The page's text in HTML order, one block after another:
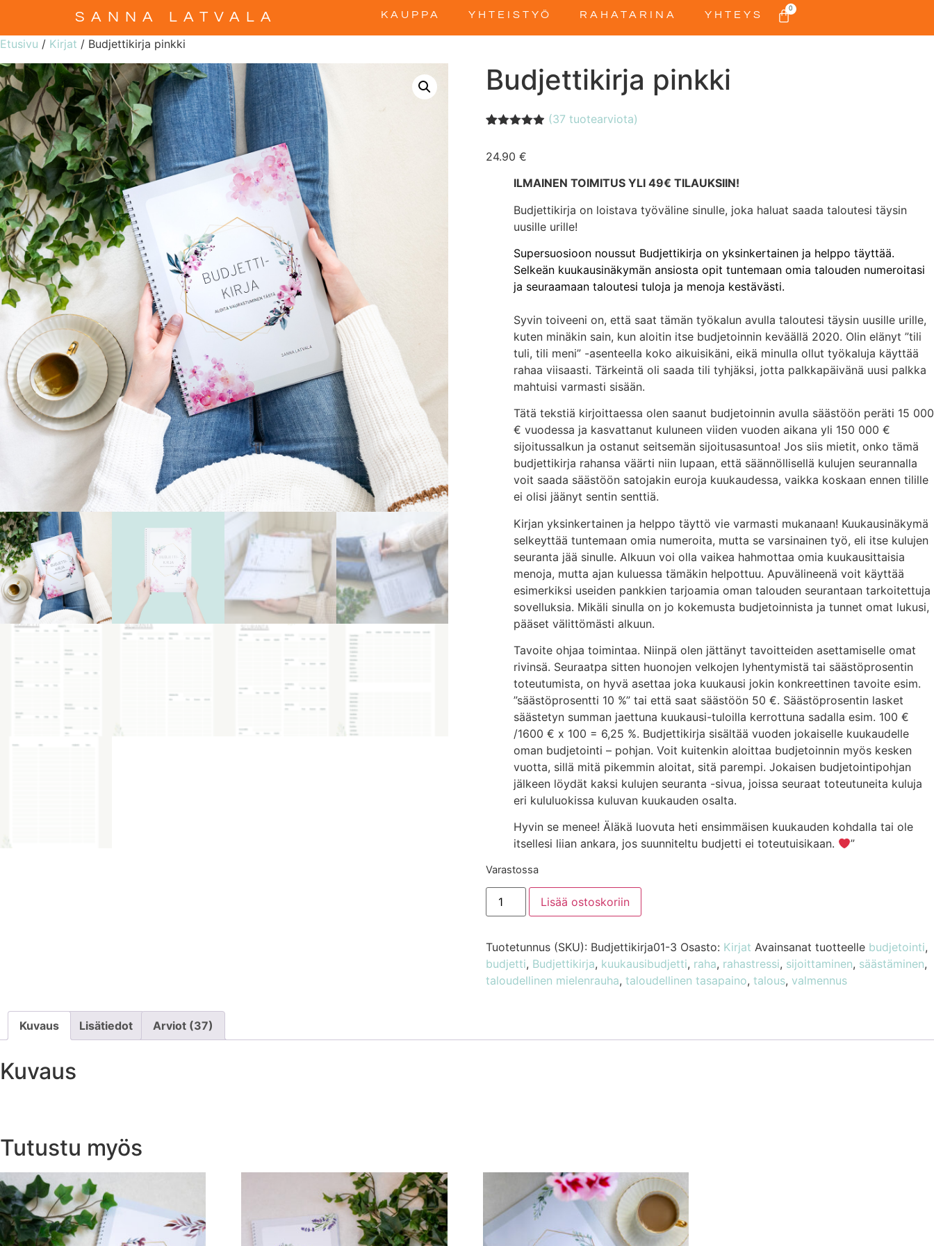
SANNA LATVALA KAUPPA YHTEISTYÖ RAHATARINA YHTEYS
0
Etusivu / Kirjat / Budjettikirja pinkki
Budjettikirja pinkki
perustuen
arvotukseen.
(37 tuotearviota)
24.90 €
ILMAINEN TOIMITUS YLI 49€ TILAUKSIIN!
Budjettikirja on loistava työväline sinulle, joka haluat saada taloutesi täysin
uusille urille!
Supersuosioon noussut Budjettikirja on yksinkertainen ja helppo täyttää.
Selkeän kuukausinäkymän ansiosta opit tuntemaan omia talouden numeroitasi
ja seuraamaan taloutesi tuloja ja menoja kestävästi.
Syvin toiveeni on, että saat tämän työkalun avulla taloutesi täysin uusille urille,
kuten minäkin sain, kun aloitin itse budjetoinnin keväällä 2020. Olin elänyt ”tili
tuli, tili meni” -asenteella koko aikuisikäni, eikä minulla ollut työkaluja käyttää
rahaa viisaasti. Tärkeintä oli saada tili tyhjäksi, jotta palkkapäivänä uusi palkka
mahtuisi varmasti sisään.
Tätä tekstiä kirjoittaessa olen saanut budjetoinnin avulla säästöön peräti 15 000
€ vuodessa ja kasvattanut kuluneen viiden vuoden aikana yli 150 000 €
sijoitussalkun ja ostanut seitsemän sijoitusasuntoa! Jos siis mietit, onko tämä
budjettikirja rahansa väärti niin lupaan, että säännöllisellä kulujen seurannalla
voit saada säästöön satojakin euroja kuukaudessa, vaikka koskaan ennen tilille
ei olisi jäänyt sentin senttiä.
Kirjan yksinkertainen ja helppo täyttö vie varmasti mukanaan! Kuukausinäkymä
selkeyttää tuntemaan omia numeroita, mutta se varsinainen työ, eli itse kulujen
seuranta jää sinulle. Alkuun voi olla vaikea hahmottaa omia kuukausittaisia
menoja, mutta ajan kuluessa tämäkin helpottuu. Apuvälineenä voit käyttää
esimerkiksi useiden pankkien tarjoamia oman talouden seurantaan tarkoitettuja
sovelluksia. Mikäli sinulla on jo kokemusta budjetoinnista ja tunnet omat lukusi,
pääset välittömästi alkuun.
Tavoite ohjaa toimintaa. Niinpä olen jättänyt tavoitteiden asettamiselle omat
rivinsä. Seuraatpa sitten huonojen velkojen lyhentymistä tai säästöprosentin
toteutumista, on hyvä asettaa joka kuukausi jokin konkreettinen tavoite esim.
”säästöprosentti 10 %” tai että saat säästöön 50 €. Säästöprosentin lasket
säästetyn summan jaettuna kuukausi-tuloilla kerrottuna sadalla esim. 100 €
/1600 € x 100 = 6,25 %. Budjettikirja sisältää vuoden jokaiselle kuukaudelle
oman budjetointi – pohjan. Voit kuitenkin aloittaa budjetoinnin myös kesken
vuotta, sillä mitä pikemmin aloitat, sitä parempi. Jokaisen budjetointipohjan
jälkeen löydät kaksi kulujen seuranta -sivua, joissa seuraat toteutuneita kuluja
eri kululuokissa kuluvan kuukauden osalta.
Hyvin se menee! Äläkä luovuta heti ensimmäisen kuukauden kohdalla tai ole
itsellesi liian ankara, jos suunniteltu budjetti ei toteutuisikaan.
”
Varastossa
Lisää ostoskoriin
Tuotetunnus (SKU): Budjettikirja01-3 Osasto: Kirjat Avainsanat tuotteelle budjetointi,
budjetti, Budjettikirja, kuukausibudjetti, raha, rahastressi, sijoittaminen, säästäminen,
taloudellinen mielenrauha, taloudellinen tasapaino, talous, valmennus
Kuvaus Lisätiedot Arviot (37)
Kuvaus
Tutustu myös